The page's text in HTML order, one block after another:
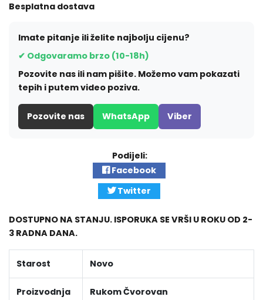
Besplatna dostava
Imate pitanje ili želite najbolju cijenu?
✔ Odgovaramo brzo (10-18h)
Pozovite nas ili nam pišite. Možemo vam pokazati
tepih i putem video poziva.
Pozovite nas WhatsApp Viber
Podijeli:
Facebook
Twitter
DOSTUPNO NA STANJU. ISPORUKA SE VRŠI U ROKU OD 2-
3 RADNA DANA.
Starost Novo
Proizvodnja Rukom Čvorovan